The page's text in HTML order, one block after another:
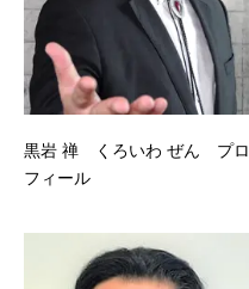
黒岩 禅 くろいわ ぜん プロ
フィール